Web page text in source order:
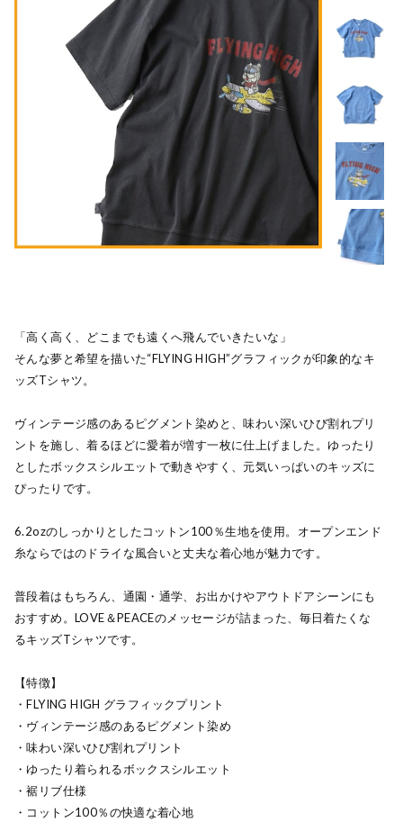
「高く高く、どこまでも遠くへ飛んでいきたいな」
そんな夢と希望を描いた“FLYING HIGH”グラフィックが印象的なキ
ッズTシャツ。
ヴィンテージ感のあるピグメント染めと、味わい深いひび割れプリ
ントを施し、着るほどに愛着が増す一枚に仕上げました。ゆったり
としたボックスシルエットで動きやすく、元気いっぱいのキッズに
ぴったりです。
6.2ozのしっかりとしたコットン100％生地を使用。オープンエンド
糸ならではのドライな風合いと丈夫な着心地が魅力です。
普段着はもちろん、通園・通学、お出かけやアウトドアシーンにも
おすすめ。LOVE＆PEACEのメッセージが詰まった、毎日着たくな
るキッズTシャツです。
【特徴】
・FLYING HIGH グラフィックプリント
・ヴィンテージ感のあるピグメント染め
・味わい深いひび割れプリント
・ゆったり着られるボックスシルエット
・裾リブ仕様
・コットン100％の快適な着心地